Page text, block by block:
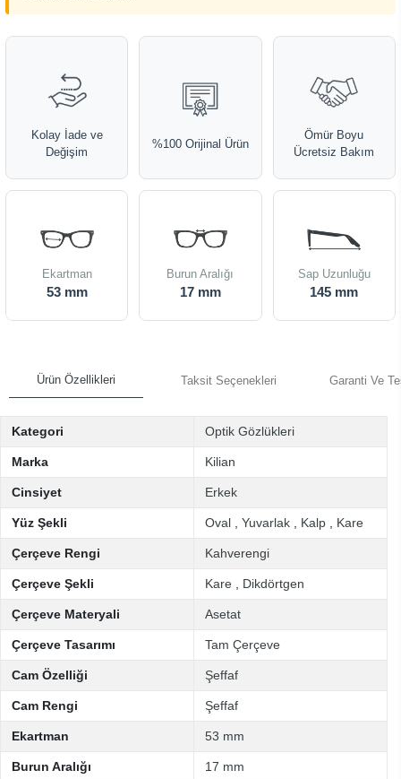
Kolay İade ve
Değişim
%100 Orijinal Ürün
Ömür Boyu
Ücretsiz Bakım
Ekartman
53 mm
Burun Aralığı
17 mm
Sap Uzunluğu
145 mm
Ürün Özellikleri Taksit Seçenekleri Garanti Ve
Kategori Optik Gözlükleri
Marka Kilian
Cinsiyet Erkek
Yüz Şekli Oval Yuvarlak Kalp Kare
Çerçeve Rengi Kahverengi
Çerçeve Şekli Kare Dikdörtgen
Çerçeve Materyali Asetat
Çerçeve Tasarımı Tam Çerçeve
Cam Özelliği Şeffaf
Cam Rengi Şeffaf
Ekartman 53 mm
Burun Aralığı 17 mm